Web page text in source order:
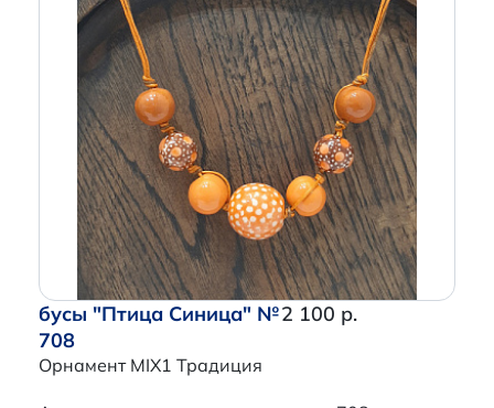
бусы "Птица Синица" №
708
Орнамент MIX1 Традиция
2 100 р.